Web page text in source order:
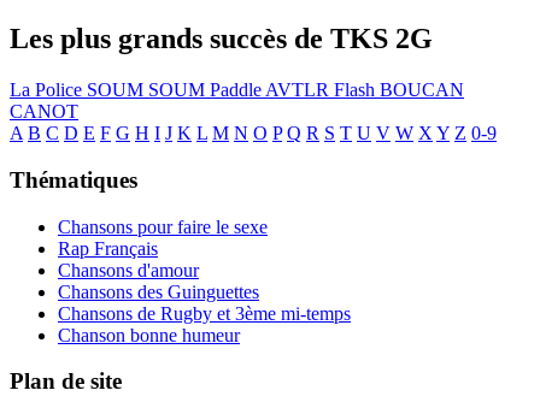
Les plus grands succès de TKS 2G
La Police SOUM SOUM Paddle AVTLR Flash BOUCAN
CANOT
A B C D E F G H I J K L M N O P Q R S T U V W X Y Z 0-9
Thématiques
Chansons pour faire le sexe
Rap Français
Chansons d'amour
Chansons des Guinguettes
Chansons de Rugby et 3ème mi-temps
Chanson bonne humeur
Plan de site